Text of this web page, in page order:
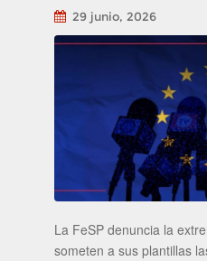
29 junio, 2026
La FeSP denuncia la
someten a sus plantillas